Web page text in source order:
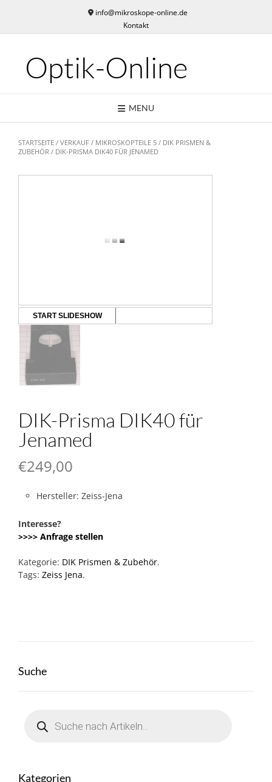
content
info@mikroskope-online.de
Kontakt
Optik-Online
MENU
STARTSEITE / VERKAUF / MIKROSKOPTEILE 5 / DIK PRISMEN &
ZUBEHÖR / DIK-PRISMA DIK40 FÜR JENAMED
START SLIDESHOW
DIK-Prisma DIK40 für
Jenamed
€249,00
Hersteller: Zeiss-Jena
Interesse?
>>>> Anfrage stellen
Kategorie: DIK Prismen & Zubehör.
Tags: Zeiss Jena.
Suche
search
Kategorien